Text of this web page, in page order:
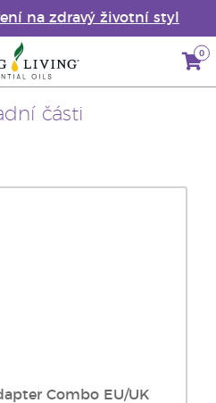
na zdravý životní styl
0
části
Combo EU/UK